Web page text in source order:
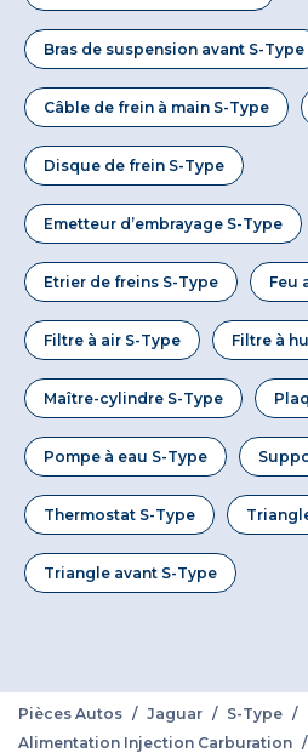
Bras de suspension avant S-Type
Câble de frein à main S-Type
Disque de frein S-Type
Emetteur d’embrayage S-Type
Etrier de freins S-Type Feu
Filtre à air S-Type Filtre à
Maître-cylindre S-Type
Pompe à eau S-Type
Thermostat S-Type
Triangle avant S-Type
Pièces Autos / Jaguar / S-Type /
Alimentation Injection Carburation /